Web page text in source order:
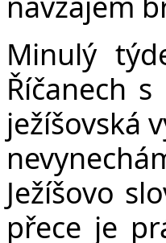
Minulý
Říčanech
ježíšovská
Ježíšovo
přece je